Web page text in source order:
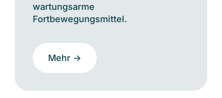
wartungsarme
Fortbewegungsmittel.
Mehr ->